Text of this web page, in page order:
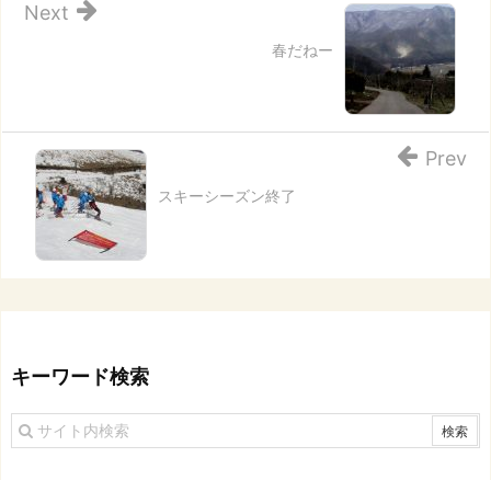
春だねー
Next
スキーシーズン終了
Prev
キーワード検索